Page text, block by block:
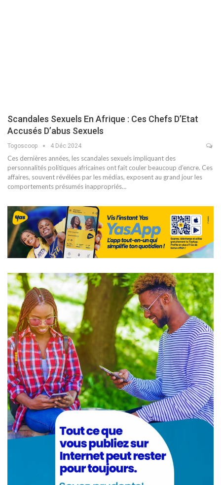
Scandales Sexuels En Afrique : Ces Chefs D’Etat
Accusés D’abus Sexuels
Togoscoop 4 Déc 2024
Ces dernières années, les scandales sexuels impliquant des
personnalités politiques africaines ont fait couler beaucoup d’encre. Ces
affaires, souvent révélées par les médias, exposent au grand jour les
comportements présumés inappropriés…